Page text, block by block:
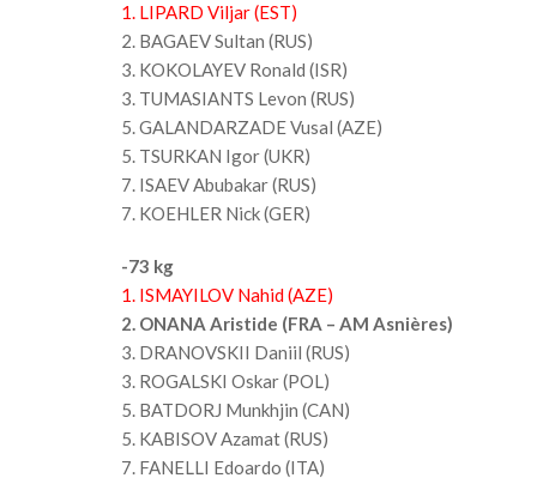
1. LIPARD Viljar (EST)
2. BAGAEV Sultan (RUS)
3. KOKOLAYEV Ronald (ISR)
3. TUMASIANTS Levon (RUS)
5. GALANDARZADE Vusal (AZE)
5. TSURKAN Igor (UKR)
7. ISAEV Abubakar (RUS)
7. KOEHLER Nick (GER)
-73 kg
1. ISMAYILOV Nahid (AZE)
2. ONANA Aristide (FRA – AM Asnières)
3. DRANOVSKII Daniil (RUS)
3. ROGALSKI Oskar (POL)
5. BATDORJ Munkhjin (CAN)
5. KABISOV Azamat (RUS)
7. FANELLI Edoardo (ITA)